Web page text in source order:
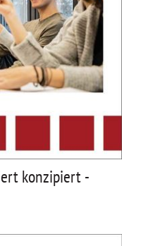
konzipiert -